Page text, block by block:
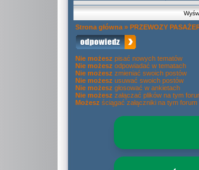
Strona główna » PRZEWOZY
Nie możesz pisać nowych tematów
Nie możesz odpowiadać w tematach
Nie możesz zmieniać swoich postów
Nie możesz usuwać swoich postów
Nie możesz głosować w ankietach
Nie możesz załączać plików na tym
Możesz ściągać załączniki na tym forum